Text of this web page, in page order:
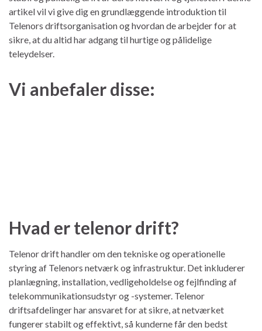
artikel vil vi give dig en grundlæggende introduktion til
Telenors driftsorganisation og hvordan de arbejder for at
sikre, at du altid har adgang til hurtige og pålidelige
teleydelser.
Vi anbefaler disse:
Hvad er telenor drift?
Telenor drift handler om den tekniske og operationelle
styring af Telenors netværk og infrastruktur. Det inkluderer
planlægning, installation, vedligeholdelse og fejlfinding af
telekommunikationsudstyr og -systemer. Telenor
driftsafdelinger har ansvaret for at sikre, at netværket
fungerer stabilt og effektivt, så kunderne får den bedst